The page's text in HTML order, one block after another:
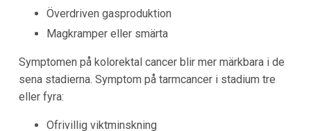
Överdriven gasproduktion
Magkramper eller smärta
Symptomen på kolorektal cancer blir mer märkbara i de
sena stadierna. Symptom på tarmcancer i stadium tre
eller fyra:
Ofrivillig viktminskning